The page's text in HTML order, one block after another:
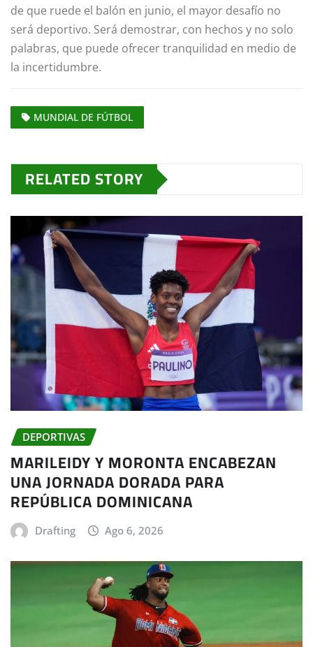
de que ruede el balón en junio, el mayor desafío no
será deportivo. Será demostrar, con hechos y no solo
palabras, que puede ofrecer tranquilidad en medio de
la incertidumbre.
MUNDIAL DE FÚTBOL
RELATED STORY
DEPORTIVAS
MARILEIDY Y MORONTA ENCABEZAN
UNA JORNADA DORADA PARA
REPÚBLICA DOMINICANA
Drafting Ago 6, 2026